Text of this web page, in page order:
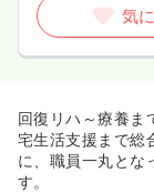
気
回復リハ～療養ま
宅生活支援まで総
に、職員一丸とな
す。